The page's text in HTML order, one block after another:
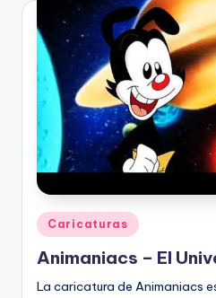
Posted
in
Caricaturas
Animaniacs – El
La caricatura de Animaniacs